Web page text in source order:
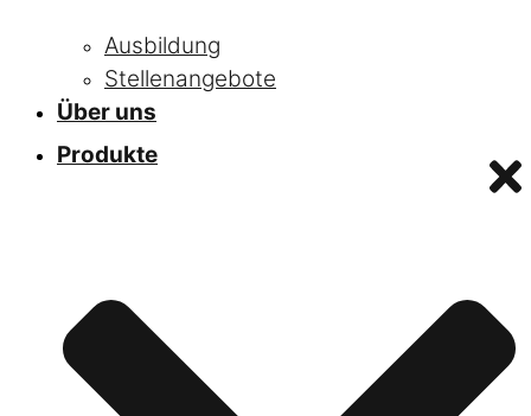
Ausbildung
Stellenangebote
Über uns
Produkte